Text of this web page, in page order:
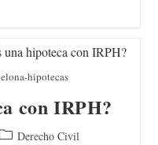
hipotecas
con IRPH?
Derecho Civil